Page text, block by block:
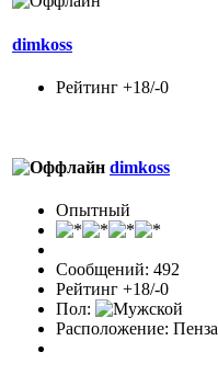
dimkoss
Рейтинг +18/-0
dimkoss
Опытный
Сообщений: 492
Рейтинг +18/-0
Пол:
Расположение: Пенза